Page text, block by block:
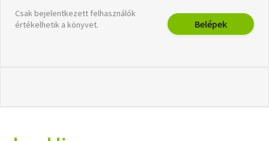
Csak bejelentkezett felhasználók
értékelhetik a könyvet.
Belépek